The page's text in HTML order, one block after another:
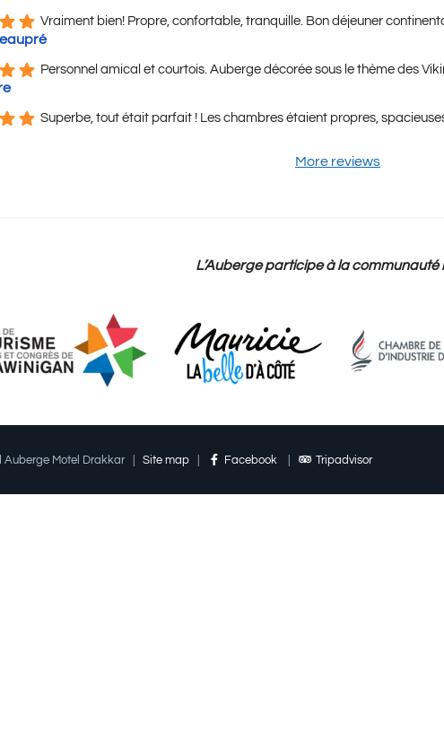
Vraiment bien! Propre, confortable, tranquille. Bon déjeuner
Personnel amical et courtois. Auberge décorée sous le thème des
Superbe, tout était parfait ! Les chambres étaient propres,
More reviews
L’Auberge participe à la communauté
Auberge Motel Drakkar| Site map Facebook Tripadvisor